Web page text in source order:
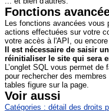
Fonctions
Les fonctions avancées vous
actions effectuées sur votre
votre accès à l'API, ou
Il est nécessaire de saisir
réinitialiser le site qui sera
L’onglet SQL vous permet
pour rechercher des
tables figure sur la page.
Voir aussi
Catégories : détail des droits